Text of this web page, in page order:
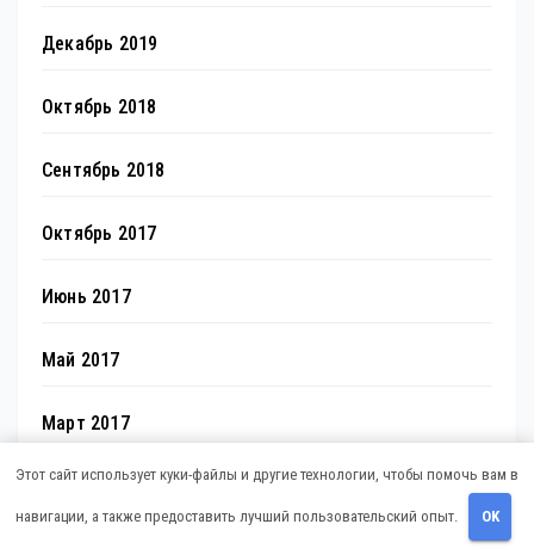
Декабрь 2019
Октябрь 2018
Сентябрь 2018
Октябрь 2017
Июнь 2017
Май 2017
Март 2017
Февраль 2017
Этот сайт использует куки-файлы и другие технологии, чтобы помочь вам в
навигации, а также предоставить лучший пользовательский опыт. OK